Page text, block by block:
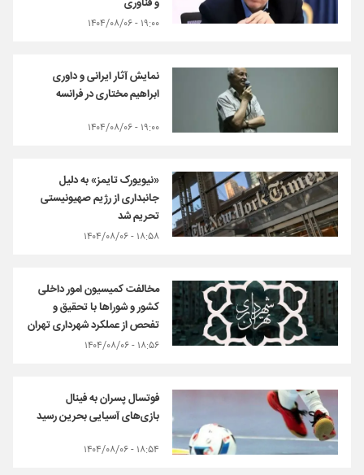
۱۹:۰۰ - ۱۴۰۴/۰۸/۰۶
نمایش آثار ایرانی و داوری
ابراهیم مختاری در فرانسه
۱۹:۰۰ - ۱۴۰۴/۰۸/۰۶
«نیویورک تایمز» به دلیل
جانبداری از رژیم صهیونیستی
تحریم شد
۱۸:۵۸ - ۱۴۰۴/۰۸/۰۶
مخالفت کمیسیون امور داخلی
کشور و شوراها با تحقیق و
تفحص از عملکرد شهرداری تهران
۱۸:۵۶ - ۱۴۰۴/۰۸/۰۶
فوتسال پسران به فینال
بازی‌های آسیایی بحرین رسید
۱۸:۵۴ - ۱۴۰۴/۰۸/۰۶